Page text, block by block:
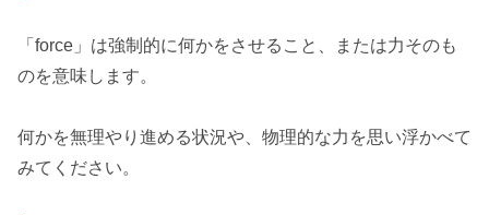
「force」は強制的に何かをさせること、または力そのも
のを意味します。
何かを無理やり進める状況や、物理的な力を思い浮かべて
みてください。